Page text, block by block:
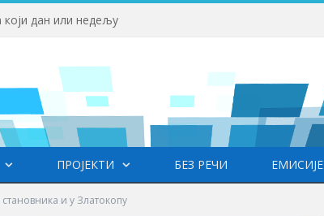
дан или недељу
ПРОЈЕКТИ БЕЗ РЕЧИ ЕМИСИЈЕ
и у Златокопу